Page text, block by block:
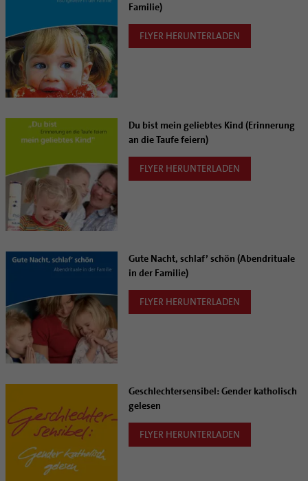
Familie)
FLYER HERUNTERLADEN
Du bist mein geliebtes Kind (Erinnerung
an die Taufe feiern)
FLYER HERUNTERLADEN
Gute Nacht, schlaf’ schön (Abendrituale
in der Familie)
FLYER HERUNTERLADEN
Geschlechtersensibel: Gender katholisch
gelesen
FLYER HERUNTERLADEN